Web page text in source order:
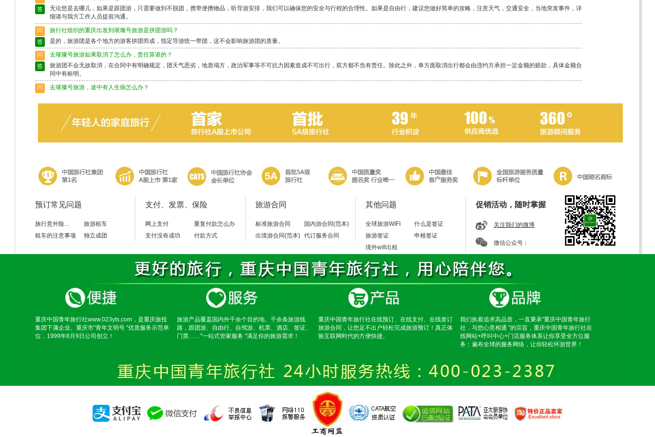
答
无论您是去哪儿，如果是跟团游，只需要做到不脱团，携带便携物品，听导游安排，我们可以确保您的安全与行程的合理性。如果是自由行，建议您做好简单的攻略，注意天气，交通安全，当地突发事件，详
细请与我方工作人员提前沟通。
问
旅行社组织的重庆出发到璀璨号旅游是拼团游吗？
答
是的，旅游团是各个地方的游客拼团而成，指定导游统一带团，这不会影响旅游团的质量。
问
去璀璨号旅游如果取消了怎么办，责任算谁的？
答
旅游团不会无故取消，在合同中有明确规定，团天气恶劣，地质塌方，政治军事等不可抗力因素造成不可出行，双方都不负有责任。除此之外，单方面取消出行都会由违约方承担一定金额的赔款，具体金额合
同中有标明。
问
去璀璨号旅游，途中有人生病怎么办？
去璀璨号旅游途中脱团了怎么办？
请保留好导游的电话，以备不时之需。如果情况特殊请及时联系当地警察局，不要随便乱走。
预订常见问题
旅行意外险...
旅游租车
租车的注意事项
独立成团
支付、发票、保险
网上支付
重复付款怎么办
支付没有成功
付款方式
旅游合同
标准旅游合同
国内游合同(范本)
出境游合同(范本) 代订服务合同
其他问题
全球旅游WIFI
什么是签证
旅游签证
申根签证
境外wifi出租
促销活动，随时掌握
关注我们的微博
微信公众号：
重庆中国青年旅行社www.023yts.com，是重庆旅投
集团下属企业。重庆市"青年文明号 "优质服务示范单
位，1999年8月9日公司创立！
旅游产品覆盖国内外千余个目的地、千余条旅游线
路，跟团游、自由行、自驾游、机票、酒店、签证、
门票……"一站式管家服务 "满足你的旅游需求！
重庆中国青年旅行社在线预订、在线支付、在线签订
旅游合同，让您足不出户轻松完成旅游预订！真正体
验互联网时代的方便快捷。
我们执着追求高品质，一直秉承"重庆中国青年旅行
社，与您心意相通 "的宗旨，重庆中国青年旅行社在
线网站+呼叫中心+门店服务体系让你享受全方位服
务；遍布全球的服务网络，让你轻松环游世界！